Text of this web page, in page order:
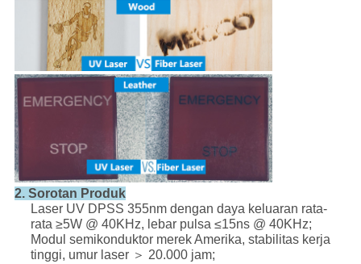
2. Sorotan Produk
Laser UV DPSS 355nm dengan daya keluaran rata-
rata ≥5W @ 40KHz, lebar pulsa ≤15ns @ 40KHz;
Modul semikonduktor merek Amerika, stabilitas kerja
tinggi, umur laser ＞ 20.000 jam;